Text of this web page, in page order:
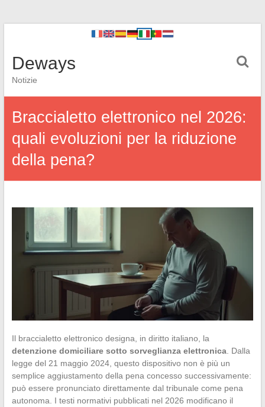
Deways
Notizie
Braccialetto elettronico nel 2026:
quali evoluzioni per la riduzione
della pena?
Il braccialetto elettronico designa, in diritto italiano, la
detenzione domiciliare sotto sorveglianza elettronica. Dalla
legge del 21 maggio 2024, questo dispositivo non è più un
semplice aggiustamento della pena concesso successivamente:
può essere pronunciato direttamente dal tribunale come pena
autonoma. I testi normativi pubblicati nel 2026 modificano il